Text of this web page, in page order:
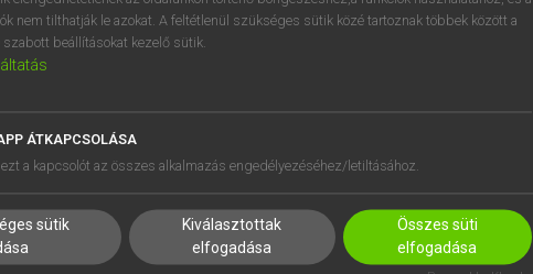
SÚGÓ
RÓLUNK
SÜTI BEÁLLÍTÁSOK
nem tilthatják le azokat. A feltétlenül szükséges sütik közé tartoznak többek között a
szabott beállításokat kezelő sütik.
ÁTKAPCSOLÁSA
a kapcsolót az összes alkalmazás engedélyezéséhez/letiltásához.
sütik
Kiválasztottak
elfogadása
Összes süti
elfogadása